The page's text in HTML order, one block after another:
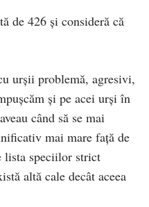
de 426 și consideră că
urșii problemă, agresivi,
și pe acei urși în
când să se mai
mai mare față de
lista speciilor strict
altă cale decât aceea